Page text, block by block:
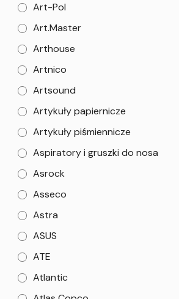
Art-Pol
Art.Master
Arthouse
Artnico
Artsound
Artykuły papiernicze
Artykuły piśmiennicze
Aspiratory i gruszki do nosa
Asrock
Asseco
Astra
ASUS
ATE
Atlantic